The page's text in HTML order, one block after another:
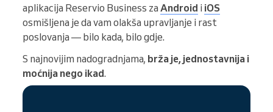
aplikacija Reservio Business za Android i iOS
osmišljena je da vam olakša upravljanje i rast
poslovanja — bilo kada, bilo gdje.
S najnovijim nadogradnjama, brža je, jednostavnija i
moćnija nego ikad.